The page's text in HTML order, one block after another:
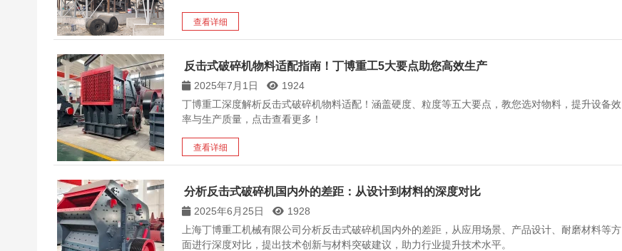
查看详细
反击式破碎机物料适配指南！丁博重工5大要点助您高效生产
2025年7月1日
1924
丁博重工深度解析反击式破碎机物料适配！涵盖硬度、粒度等五大要点，教您选对物料，提升设备效
率与生产质量，点击查看更多！
查看详细
分析反击式破碎机国内外的差距：从设计到材料的深度对比
2025年6月25日
1928
上海丁博重工机械有限公司分析反击式破碎机国内外的差距，从应用场景、产品设计、耐磨材料等方
面进行深度对比，提出技术创新与材料突破建议，助力行业提升技术水平。